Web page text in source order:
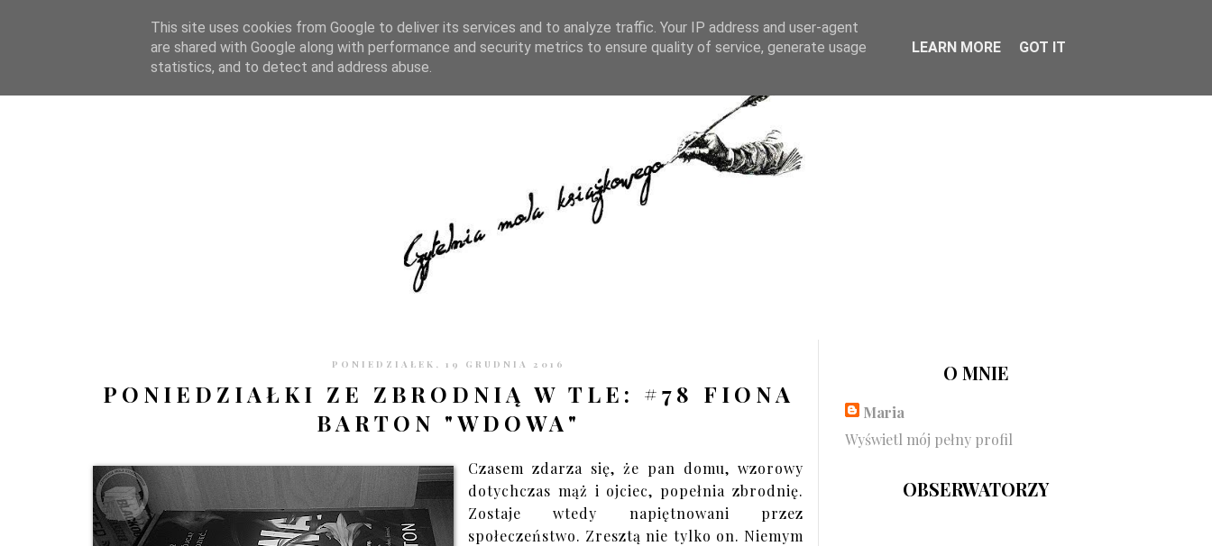
STRONA GŁÓWNA WSPÓŁPRACA RECENZJE O STRONIE KONTAKT CZYTELNIA PO GODZINACH
PONIEDZIAŁEK, 19 GRUDNIA 2016
PONIEDZIAŁKI ZE ZBRODNIĄ W TLE: #78 FIONA
BARTON "WDOWA"
Czasem zdarza się, że pan domu, wzorowy
dotychczas mąż i ojciec, popełnia zbrodnię.
Zostaje wtedy napiętnowani przez
społeczeństwo. Zresztą nie tylko on. Niemym
O MNIE
Maria
Wyświetl mój pełny profil
OBSERWATORZY
This site uses cookies from Google to deliver its services and to analyze traffic. Your IP address and user-agent
are shared with Google along with performance and security metrics to ensure quality of service, generate usage
statistics, and to detect and address abuse.
LEARN MORE GOT IT